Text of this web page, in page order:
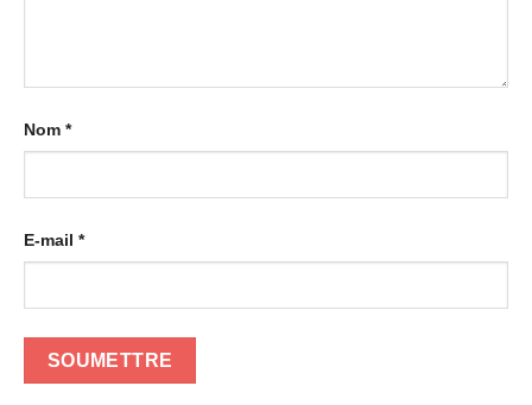
Nom *
E-mail *